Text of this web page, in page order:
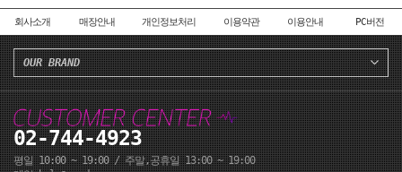
회사소개 매장안내 개인정보처리 이용약관 이용안내 PC버전
OUR BRAND
02-744-4923
평일 10:00 ~ 19:00 / 주말,공휴일 13:00 ~ 19:00